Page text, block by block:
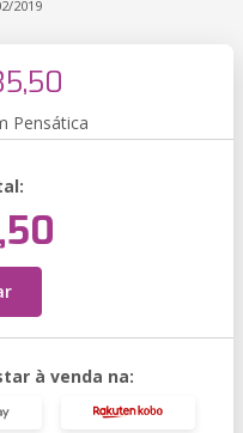
2019
Pensática
à venda na: